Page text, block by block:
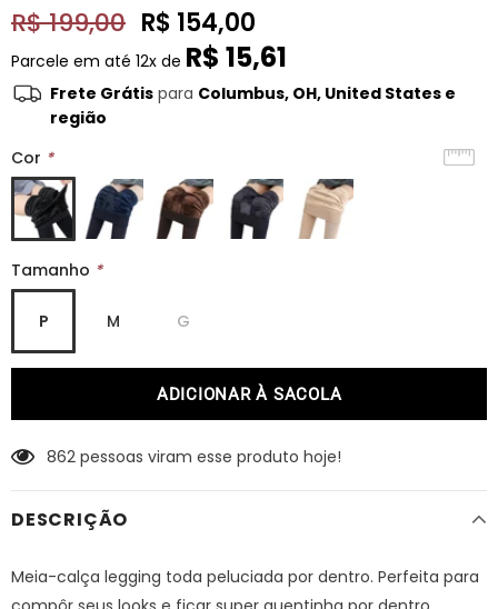
R$ 199,00 R$ 154,00
Parcele em até 12x de R$ 15,61
Frete Grátis para Columbus, OH, United States e
região
Cor *
Tamanho *
P M G
862 pessoas viram esse produto hoje!
DESCRIÇÃO
Meia-calça legging toda peluciada por dentro. Perfeita para